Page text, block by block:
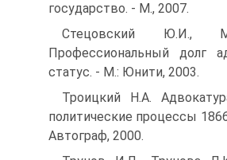
государство. - М., 2007.
Стецовский Ю.И.,
Профессиональный долг
статус. - М.: Юнити, 2003.
Троицкий Н.А.
политические процессы
Автограф, 2000.